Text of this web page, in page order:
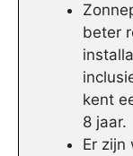
beter
kent
8 jaar.
Er zijn